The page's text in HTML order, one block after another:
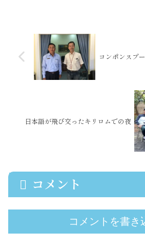
コンポンスプ
日本語が飛び交ったキリロムでの夜
コメント
コメントを書き